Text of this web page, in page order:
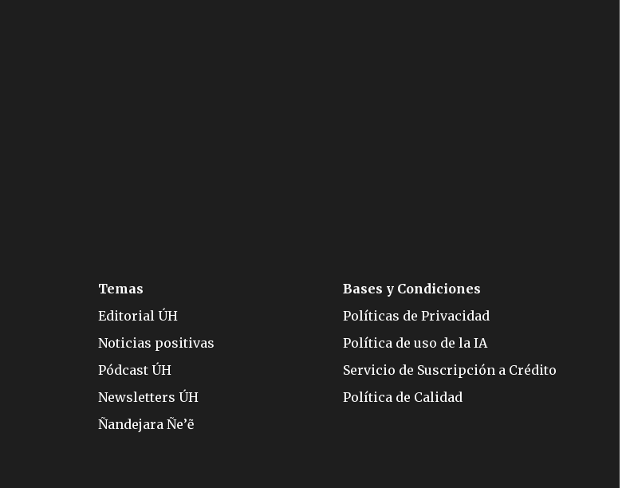
Temas
Editorial ÚH
Noticias positivas
Pódcast ÚH
Newsletters ÚH
Ñandejara Ñe’ẽ
Bases y Condiciones
Políticas de Privacidad
Política de uso de la IA
Servicio de Suscripción a Crédito
Política de Calidad